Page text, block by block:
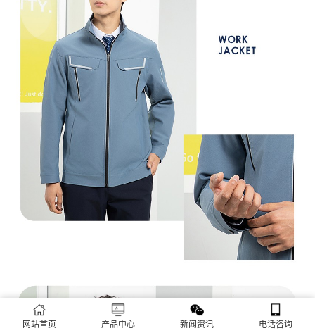
网站首页 产品中心 新闻资讯 电话咨询